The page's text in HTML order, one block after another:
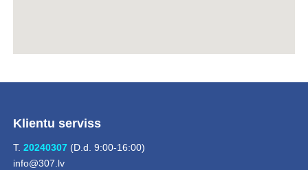
Klientu serviss
T. 20240307(D.d. 9:00-16:00)
info@307.lv